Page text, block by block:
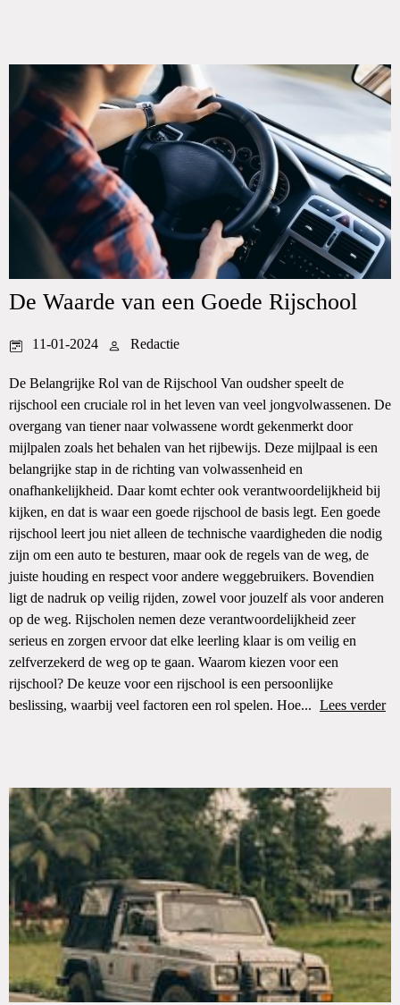
De Waarde van een Goede Rijschool
11-01-2024 Redactie
De Belangrijke Rol van de Rijschool Van oudsher speelt de
rijschool een cruciale rol in het leven van veel jongvolwassenen. De
overgang van tiener naar volwassene wordt gekenmerkt door
mijlpalen zoals het behalen van het rijbewijs. Deze mijlpaal is een
belangrijke stap in de richting van volwassenheid en
onafhankelijkheid. Daar komt echter ook verantwoordelijkheid bij
kijken, en dat is waar een goede rijschool de basis legt. Een goede
rijschool leert jou niet alleen de technische vaardigheden die nodig
zijn om een auto te besturen, maar ook de regels van de weg, de
juiste houding en respect voor andere weggebruikers. Bovendien
ligt de nadruk op veilig rijden, zowel voor jouzelf als voor anderen
op de weg. Rijscholen nemen deze verantwoordelijkheid zeer
serieus en zorgen ervoor dat elke leerling klaar is om veilig en
zelfverzekerd de weg op te gaan. Waarom kiezen voor een
rijschool? De keuze voor een rijschool is een persoonlijke
beslissing, waarbij veel factoren een rol spelen. Hoe... Lees verder